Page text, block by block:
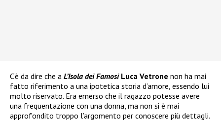
C’è da dire che a L’Isola dei Famosi Luca Vetrone non ha mai
fatto riferimento a una ipotetica storia d’amore, essendo lui
molto riservato. Era emerso che il ragazzo potesse avere
una frequentazione con una donna, ma non si è mai
approfondito troppo l’argomento per conoscere più dettagli.